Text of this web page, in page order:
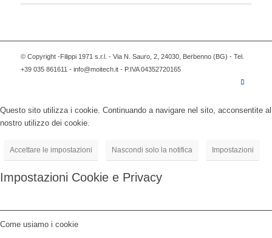
© Copyright -Filippi 1971 s.r.l. - Via N. Sauro, 2, 24030, Berbenno (BG) - Tel.
+39 035 861611 - info@moitech.it - P.IVA 04352720165
Questo sito utilizza i cookie. Continuando a navigare nel sito, acconsentite al
nostro utilizzo dei cookie.
Accettare le impostazioni Nascondi solo la notifica Impostazioni
Impostazioni Cookie e Privacy
Come usiamo i cookie